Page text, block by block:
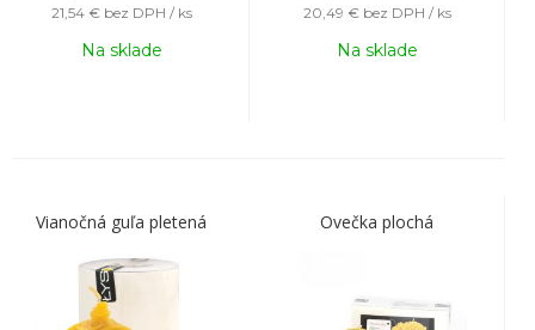
21,54 € bez DPH / ks
Na sklade
20,49 € bez DPH / ks
Na sklade
Vianočná guľa pletená Ovečka plochá